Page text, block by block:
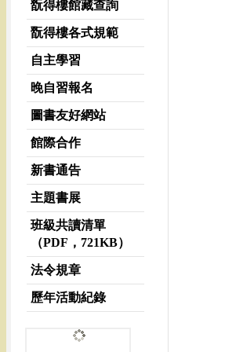
翫得樓館藏查詢
翫得樓各式規範
自主學習
晚自習報名
圖書友好網站
館際合作
新書通告
主題書展
班級共讀清單
（PDF，721KB）
法令規章
歷年活動紀錄